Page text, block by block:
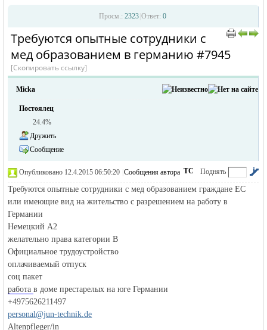
жизнь и
объявления в
› ›
Требуются опытные сотрудник ...Просм.: 2323 Ответ: 0
Требуются опытные сотрудники с
мед образованием в германию #7945
[Скопировать ссылку]
Micka
Постоялец
24.4%
Дружить
Сообщение
Поднять
ТС
Опубликовано 12.4.2015 06:50:20 Сообщения автора
Требуются опытные сотрудники с мед образованием граждане ЕС
или имеющие вид на жительство с разрешением на работу в
Германии
Немецкий А2
желательно права категории В
Официальное трудоустройство
оплачиваемый отпуск
соц пакет
работав доме престарелых на юге Германии
+4975626211497
personal@jun-technik.de
Altenpfleger/in